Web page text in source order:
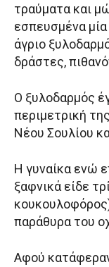
τραύματα και
εσπευσμένα
άγριο
δράστες,
Ο ξυλοδαρμός
περιμετρική
Νέου Σουλίου
Η γυναίκα ενώ
ξαφνικά είδε
παράθυρα του
Αφού